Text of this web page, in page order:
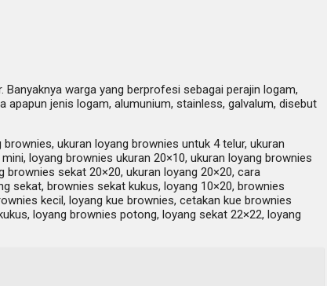
warga yang berprofesi sebagai perajin logam,
apapun jenis logam, alumunium, stainless, galvalum, disebut
ukuran loyang brownies untuk 4 telur, ukuran
loyang brownies ukuran 20×10, ukuran loyang brownies
sekat 20×20, ukuran loyang 20×20, cara
sekat, brownies sekat kukus, loyang 10×20, brownies
kecil, loyang kue brownies, cetakan kue brownies
loyang brownies potong, loyang sekat 22×22, loyang